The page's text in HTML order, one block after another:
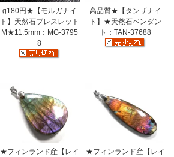
g180円★【モルガナイ
ト】天然石ブレスレット
M★11.5mm：MG-3795
8
高品質★【タンザナイ
ト】★天然石ペンダン
ト：TAN-37688
★フィンランド産【レイ
★フィンランド産【レイ